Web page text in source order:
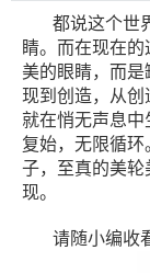
都说这个世
睛。而在现在
美的眼睛，而
现到创造，从
就在悄无声息中
复始，无限循
子，至真的美
现。
请随小编收